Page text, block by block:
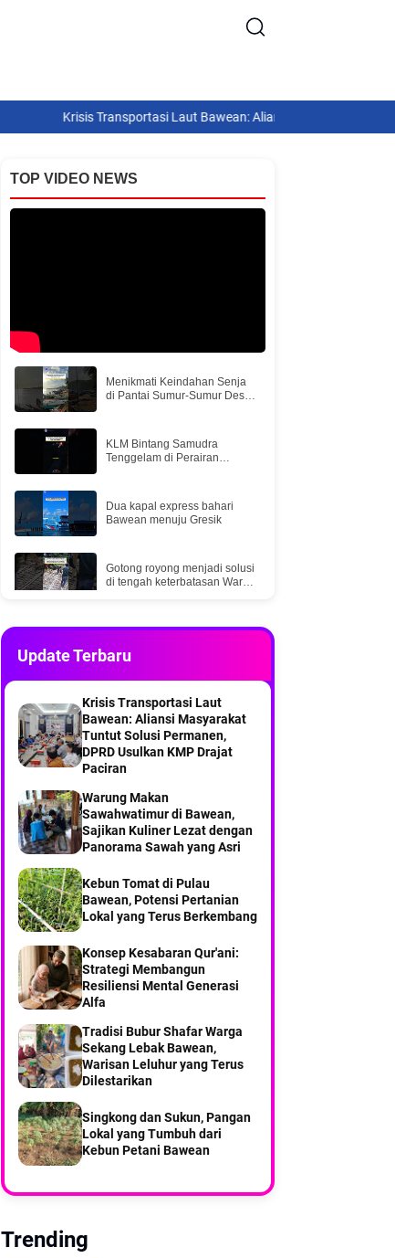
Krisis Transportasi Laut Bawean: Aliansi ‎Masyarakat Tuntut Solusi
TOP VIDEO NEWS
Menikmati Keindahan Senja
di Pantai Sumur-Sumur Desa
KLM Bintang Samudra
Tenggelam di Perairan
Dua kapal express bahari
Bawean menuju Gresik
Gotong royong menjadi solusi
di tengah keterbatasan Warga
Part 2Menyusuri Desa
Bawean
Kebontelukdalam Pulau
Bawean
Saat KMP DRAJAT dari
pelabuhan Paciran Sampai di
Part 7 Menyusuri Desa
Balikterus Pulau Bawean
Part 6 Menyusuri Desa
Balikterus Pulau Bawean
Jufri Kiai Najahul Umam,
Turut Cari Ahmad Nizam
Nelayan Bawean yang Hilang
Update Terbaru
Krisis Transportasi Laut
Bawean: Aliansi ‎Masyarakat
Tuntut Solusi Permanen,
DPRD ‎Usulkan KMP Drajat
Paciran
Warung Makan
Sawahwatimur di Bawean,
Sajikan Kuliner Lezat dengan
Panorama Sawah yang Asri
Kebun Tomat di Pulau
Bawean, Potensi Pertanian
Lokal yang Terus Berkembang
Konsep Kesabaran Qur'ani:
Strategi Membangun
Resiliensi Mental Generasi
Alfa
Tradisi Bubur Shafar Warga
Sekang Lebak Bawean,
Warisan Leluhur yang Terus
Dilestarikan
Singkong dan Sukun, Pangan
Lokal yang Tumbuh dari
Kebun Petani Bawean
Trending